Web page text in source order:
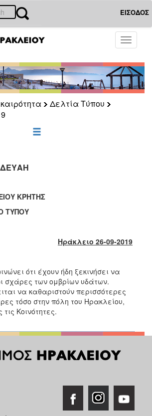
ΕΙΣΟΔΟΣ
Toggle
Δελτία Τύπου
ΚΡΗΤΗΣ
Ηράκλειο 26-09-2019
ότι έχουν ήδη ξεκινήσει να
σχάρες των ομβρίων υδάτων.
να καθαριστούν περισσότερες
τόσο στην πόλη του Ηρακλείου,
Κοινότητες.